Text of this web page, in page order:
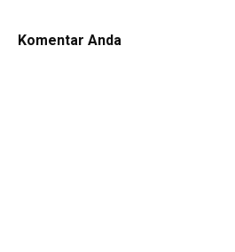
Komentar Anda